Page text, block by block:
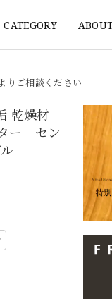
CATEGORY
りご相談ください
乾燥材
ー セン